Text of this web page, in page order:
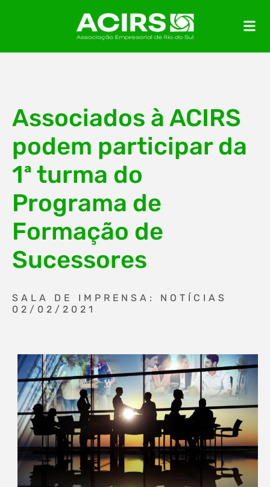
Associados à ACIRS
podem participar da
1ª turma do
Programa de
Formação de
Sucessores
SALA DE IMPRENSA: NOTÍCIAS
02/02/2021